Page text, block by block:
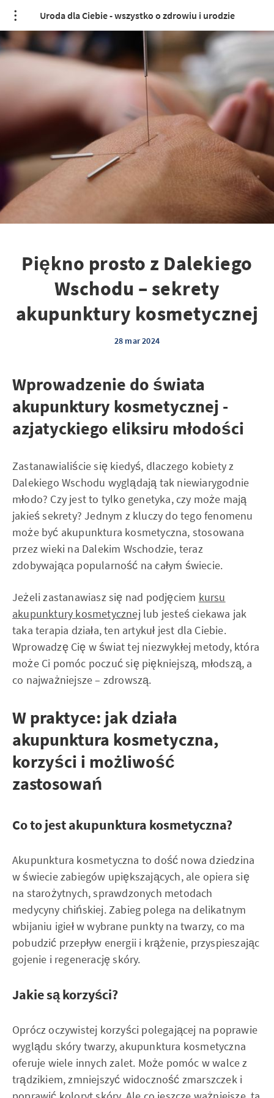
Uroda dla Ciebie - wszystko o zdrowiu i urodzie
Piękno prosto z Dalekiego
Wschodu – sekrety
akupunktury kosmetycznej
28 mar 2024
Wprowadzenie do świata
akupunktury kosmetycznej -
azjatyckiego eliksiru młodości
Zastanawialiście się kiedyś, dlaczego kobiety z
Dalekiego Wschodu wyglądają tak niewiarygodnie
młodo? Czy jest to tylko genetyka, czy może mają
jakieś sekrety? Jednym z kluczy do tego fenomenu
może być akupunktura kosmetyczna, stosowana
przez wieki na Dalekim Wschodzie, teraz
zdobywająca popularność na całym świecie.
Jeżeli zastanawiasz się nad podjęciem kursu
akupunktury kosmetycznej lub jesteś ciekawa jak
taka terapia działa, ten artykuł jest dla Ciebie.
Wprowadzę Cię w świat tej niezwykłej metody, która
może Ci pomóc poczuć się piękniejszą, młodszą, a
co najważniejsze – zdrowszą.
W praktyce: jak działa
akupunktura kosmetyczna,
korzyści i możliwość
zastosowań
Co to jest akupunktura kosmetyczna?
Akupunktura kosmetyczna to dość nowa dziedzina
w świecie zabiegów upiększających, ale opiera się
na starożytnych, sprawdzonych metodach
medycyny chińskiej. Zabieg polega na delikatnym
wbijaniu igieł w wybrane punkty na twarzy, co ma
pobudzić przepływ energii i krążenie, przyspieszając
gojenie i regenerację skóry.
Jakie są korzyści?
Oprócz oczywistej korzyści polegającej na poprawie
wyglądu skóry twarzy, akupunktura kosmetyczna
oferuje wiele innych zalet. Może pomóc w walce z
trądzikiem, zmniejszyć widoczność zmarszczek i